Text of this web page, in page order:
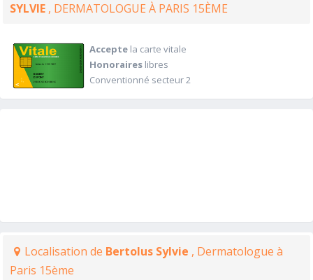
SYLVIE , DERMATOLOGUE À PARIS 15ÈME
Acceptela carte vitale
Honoraireslibres
Conventionné secteur 2
Localisation de Bertolus Sylvie , Dermatologue à
Paris 15ème